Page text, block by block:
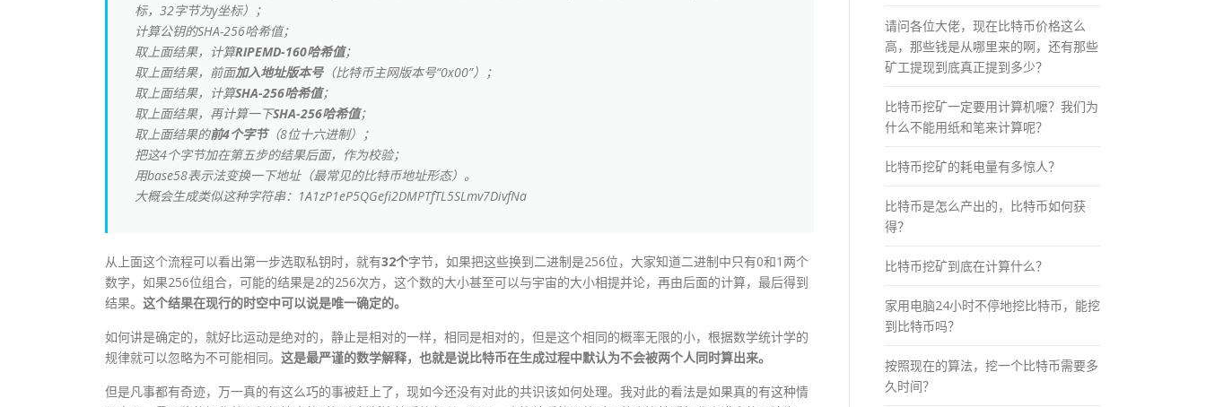
标，32字节为y坐标）；
计算公钥的SHA-256哈希值；
取上面结果，计算RIPEMD-160哈希值；
取上面结果，前面加入地址版本号（比特币主网版本号“0x00”）；
取上面结果，计算SHA-256哈希值；
取上面结果，再计算一下SHA-256哈希值；
取上面结果的前4个字节（8位十六进制）；
把这4个字节加在第五步的结果后面，作为校验；
用base58表示法变换一下地址（最常见的比特币地址形态）。
大概会生成类似这种字符串：1A1zP1eP5QGefi2DMPTfTL5SLmv7DivfNa
从上面这个流程可以看出第一步选取私钥时，就有32个字节，如果把这些换到二进制是256位，大家知道二进制中只有0和1两个
数字，如果256位组合，可能的结果是2的256次方，这个数的大小甚至可以与宇宙的大小相提并论，再由后面的计算，最后得到
结果。 这个结果在现行的时空中可以说是唯一确定的。
如何讲是确定的，就好比运动是绝对的，静止是相对的一样，相同是相对的，但是这个相同的概率无限的小，根据数学统计学的
规律就可以忽略为不可能相同。 这是最严谨的数学解释，也就是说比特币在生成过程中默认为不会被两个人同时算出来。
但是凡事都有奇迹，万一真的有这么巧的事被赶上了，现如今还没有对此的共识该如何处理。我对此的看法是如果真的有这种情
请问各位大佬，现在比特币价格这么
高，那些钱是从哪里来的啊，还有那些
矿工提现到底真正提到多少？
比特币挖矿一定要用计算机嚒？我们为
什么不能用纸和笔来计算呢？
比特币挖矿的耗电量有多惊人？
比特币是怎么产出的，比特币如何获
得？
比特币挖矿到底在计算什么？
家用电脑24小时不停地挖比特币，能挖
到比特币吗？
按照现在的算法，挖一个比特币需要多
久时间？